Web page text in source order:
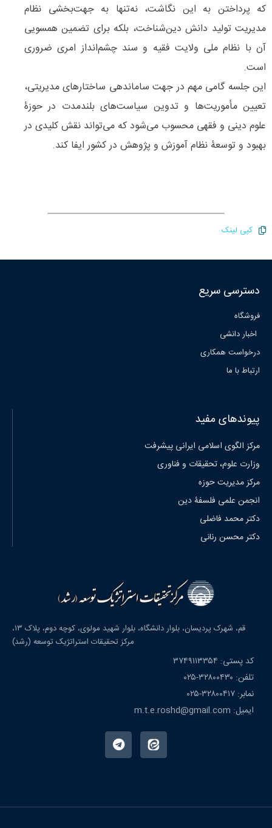
که پرداختن به این نگاشت، نه‌تنها به جهت‌بخشی نظام
مدیریت تولید دانش دین‌شناخت، بلکه برای تضمین همسویی
آن با نظام ملی ولایت فقیه و سند چشم‌انداز امری ضروری
است.
این جلسه گامی مهم در جهت ساماندهی ساختارهای مدیریتی،
تعیین مأموریت‌ها و تدوین سیاست‌های بلندمدت در حوزۀ
علوم دینی و فقهی محسوب می‌شود که می‌تواند نقش کلیدی در
بهبود و توسعۀ نظام آموزش و پژوهش در کشور ایفا کند.
کپی لینک
دسترسی سریع
فروشگاه
اخبار دانشی
درخواست همکاری
ارتباط با ما
پیوندهای مفید
مرکز الگوی اسلامی ایرانی پیشرفت
وزارت علوم، تحقیقات و فناوری
مرکز مدیریت حوزه
انجمن علمی فلسفۀ دین
دکتر محمد فاضلی
دکتر محسن رنانی
قم، شهرک پردیسان، بلوار دانشگاه، بلوار شهید مولوی، کوچه دوم، پلاک ۱۳،
مرکز تحقیقات استراتژیک توسعه (رشد)
کد پستی: ۳۷۴۹۱۱۳۳۵۴
تلفن: ۳۲۸۰۰۴۳۰-۰۲۵
نمابر: ۳۲۸۰۰۴۱۷-۰۲۵
ایمیل: m.t.e.roshd@gmail.com